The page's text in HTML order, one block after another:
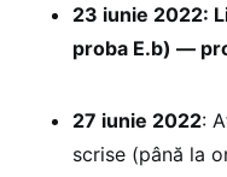
23 iunie 2022:
proba E.b) —
27 iunie 2022:
scrise (până la